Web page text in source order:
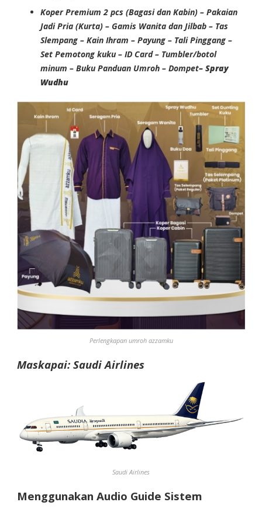
Koper Premium 2 pcs (Bagasi dan Kabin) – Pakaian
Jadi Pria (Kurta) – Gamis Wanita dan Jilbab – Tas
Slempang – Kain Ihram – Payung – Tali Pinggang –
Set Pemotong kuku – ID Card – Tumbler/botol
minum – Buku Panduan Umroh – Dompet– Spray
Wudhu
Perlengkapan umroh azzamku
Maskapai: Saudi Airlines
Saudi Airlines
Menggunakan Audio Guide Sistem